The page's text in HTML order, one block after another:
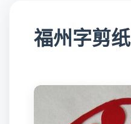
福州字剪纸